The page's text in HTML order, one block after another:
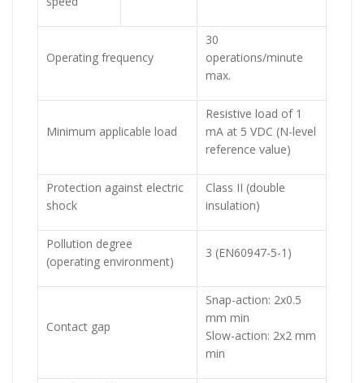
Operating frequency
30
operations/minute
max.
Minimum applicable load
Resistive load of 1
mA at 5 VDC (N-level
reference value)
Protection against electric
shock
Class II (double
insulation)
Pollution degree
(operating environment)
3 (EN60947-5-1)
Contact gap
Snap-action: 2x0.5
mm min
Slow-action: 2x2 mm
min